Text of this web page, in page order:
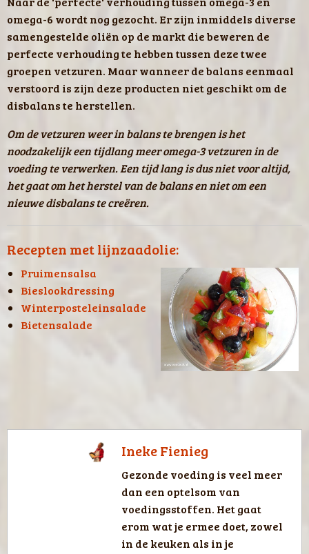
omega-6 wordt nog gezocht. Er zijn inmiddels diverse
samengestelde oliën op de markt die beweren de
perfecte verhouding te hebben tussen deze twee
groepen vetzuren. Maar wanneer de balans eenmaal
verstoord is zijn deze producten niet geschikt om de
disbalans te herstellen.
Om de vetzuren weer in balans te brengen is het
noodzakelijk een tijdlang meer omega-3 vetzuren in de
voeding te verwerken. Een tijd lang is dus niet voor altijd,
het gaat om het herstel van de balans en niet om een
nieuwe disbalans te creëren.
Recepten met lijnzaadolie:
Pruimensalsa
Bieslookdressing
Winterposteleinsalade
Bietensalade
Ineke Fienieg
Gezonde voeding is veel meer
dan een optelsom van
voedingsstoffen. Het gaat
erom wat je ermee doet, zowel
in de keuken als in je